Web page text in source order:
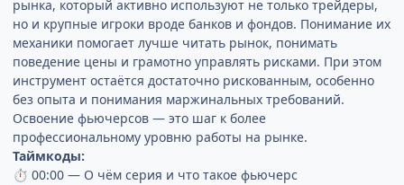
рынка, который активно используют не только трейдеры,
но и крупные игроки вроде банков и фондов. Понимание их
механики помогает лучше читать рынок, понимать
поведение цены и грамотно управлять рисками. При этом
инструмент остаётся достаточно рискованным, особенно
без опыта и понимания маржинальных требований.
Освоение фьючерсов — это шаг к более
профессиональному уровню работы на рынке.
Таймкоды:
⏱ 00:00 — О чём серия и что такое фьючерс